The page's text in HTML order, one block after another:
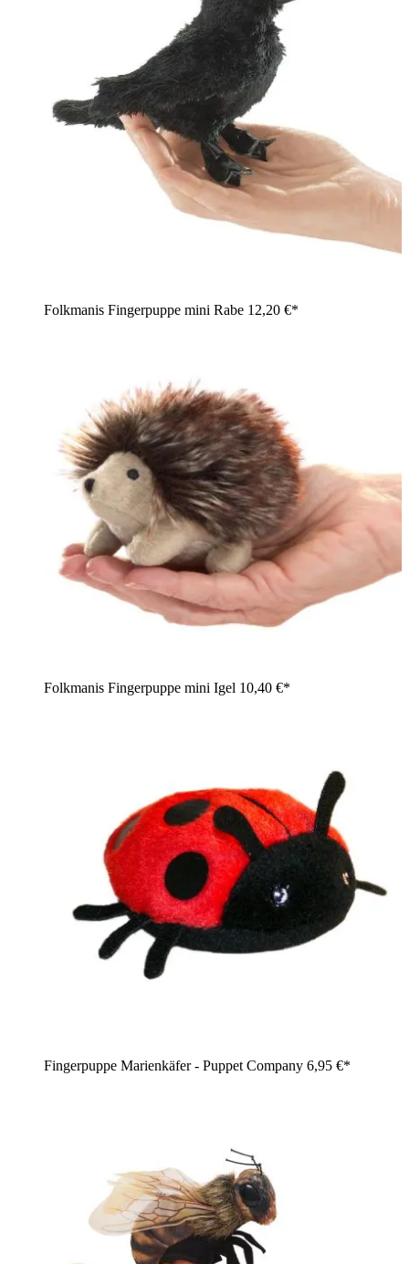
Folkmanis Fingerpuppe mini Rabe 12,20 €*
Folkmanis Fingerpuppe mini Igel 10,40 €*
Fingerpuppe Marienkäfer - Puppet Company 6,95 €*